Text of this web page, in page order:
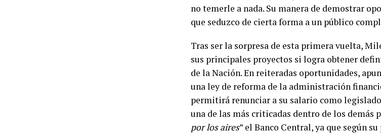
no temerle a nada. Su manera de demostrar
que seduzco de cierta forma a un público
Tras ser la sorpresa de esta primera vuelta,
sus principales proyectos si logra obtener
de la Nación. En reiteradas oportunidades,
una ley de reforma de la administración
permitirá renunciar a su salario como
una de las más criticadas dentro de los demás
por los aires” el Banco Central, ya que según